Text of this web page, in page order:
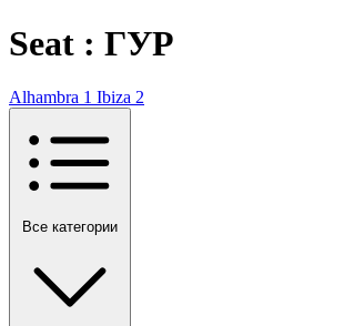
Seat : ГУР
Alhambra 1 Ibiza 2
Все категории